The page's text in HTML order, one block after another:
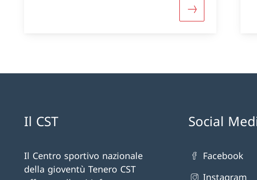
Maggiori
Il CST
Il Centro sportivo nazionale
della gioventù Tenero CST
Social
Facebook
Instagram